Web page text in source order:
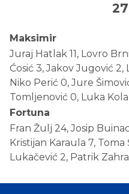
27
Maksimir
Juraj Hatlak 11, Lovro
Ćosić 3, Jakov Jugović 2,
Niko Perić 0, Jure
Tomljenović 0, Luka
Fortuna
Fran Žulj 24, Josip
Kristijan Karaula 7,
Lukačević 2, Patrik